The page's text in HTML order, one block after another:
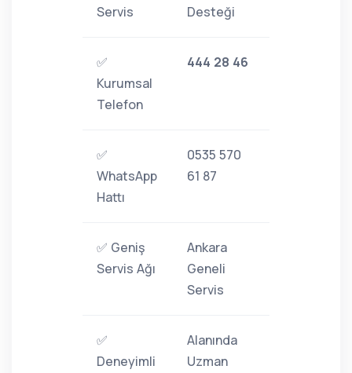
Servis
Desteği
✅
Kurumsal
Telefon
444 28 46
✅
WhatsApp
Hattı
0535 570
61 87
✅ Geniş
Servis Ağı
Ankara
Geneli
Servis
✅
Deneyimli
Alanında
Uzman